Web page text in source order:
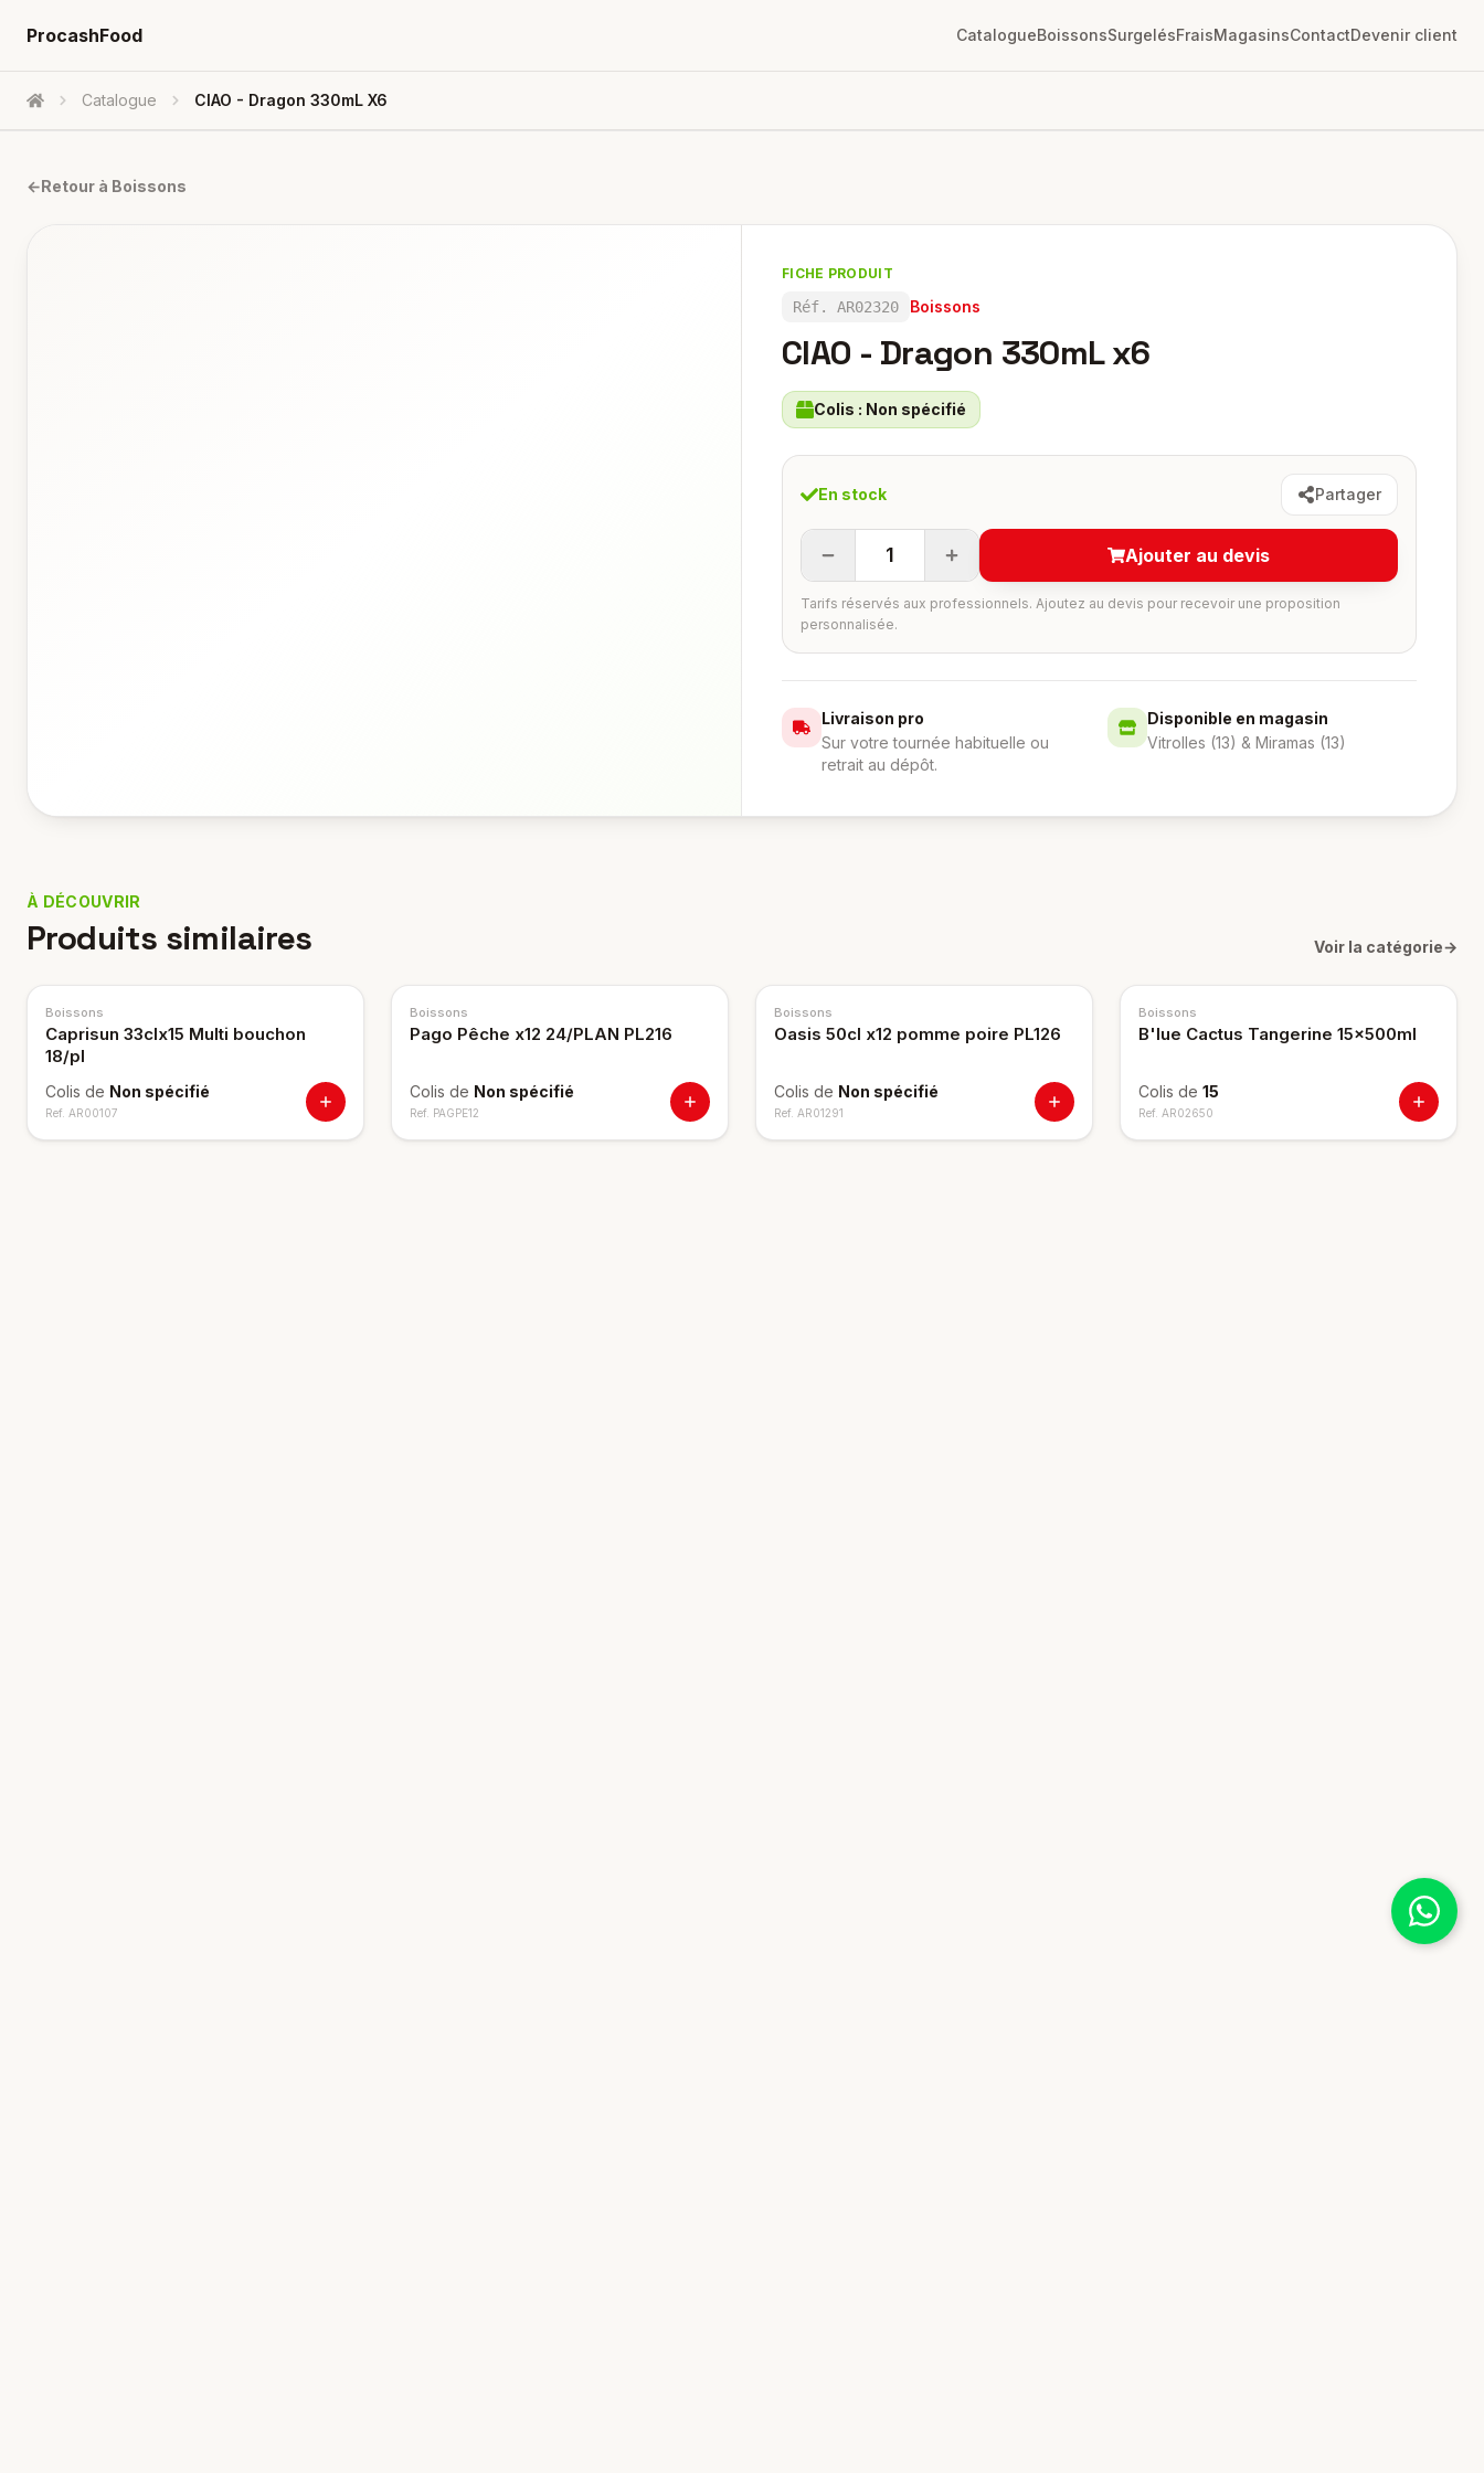
ProcashFood CatalogueBoissonsSurgelésFraisMagasinsContactDevenir client
Accueil Catalogue CIAO - Dragon 330mL X6
←Retour à Boissons
FICHE PRODUIT
Réf. AR02320 Boissons
CIAO - Dragon 330mL x6
Colis : Non spécifié
En stock Partager
1 Ajouter au devis
Tarifs réservés aux professionnels. Ajoutez au devis pour recevoir une proposition
personnalisée.
Livraison pro
Sur votre tournée habituelle ou
retrait au dépôt.
Disponible en magasin
Vitrolles (13) & Miramas (13)
À DÉCOUVRIR
Produits similaires Voir la catégorie→
Boissons
Caprisun 33clx15 Multi bouchon
18/pl
Colis de Non spécifié
Ref. AR00107
Boissons
Pago Pêche x12 24/PLAN PL216
Colis de Non spécifié
Ref. PAGPE12
Boissons
Oasis 50cl x12 pomme poire PL126
Colis de Non spécifié
Ref. AR01291
NOUVEAU
Boissons
B'lue Cactus Tangerine 15x500ml
Colis de 15
Ref. AR02650